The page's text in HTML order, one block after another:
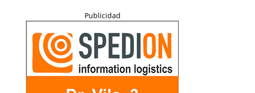
Publicidad